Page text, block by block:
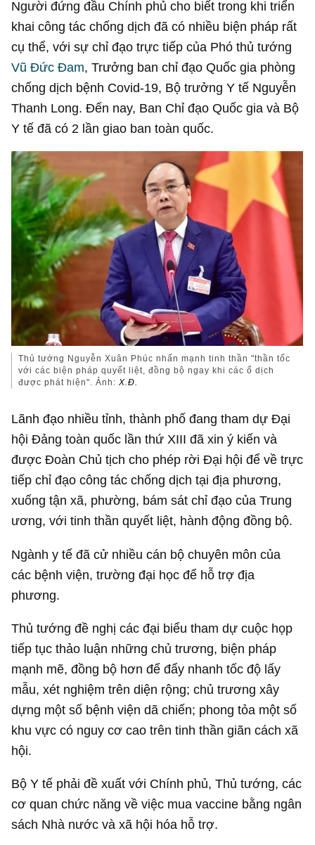
Người đứng đầu Chính phủ cho biết trong khi triển
khai công tác chống dịch đã có nhiều biện pháp rất
cụ thể, với sự chỉ đạo trực tiếp của Phó thủ tướng
Vũ Đức Đam, Trưởng ban chỉ đạo Quốc gia phòng
chống dịch bệnh Covid-19, Bộ trưởng Y tế Nguyễn
Thanh Long. Đến nay, Ban Chỉ đạo Quốc gia và Bộ
Y tế đã có 2 lần giao ban toàn quốc.
Thủ tướng Nguyễn Xuân Phúc nhấn mạnh tinh thần "thần tốc
với các biện pháp quyết liệt, đồng bộ ngay khi các ổ dịch
được phát hiện". Ảnh:X.Đ.
Lãnh đạo nhiều tỉnh, thành phố đang tham dự Đại
hội Đảng toàn quốc lần thứ XIII đã xin ý kiến và
được Đoàn Chủ tịch cho phép rời Đại hội để về trực
tiếp chỉ đạo công tác chống dịch tại địa phương,
xuống tận xã, phường, bám sát chỉ đạo của Trung
ương, với tinh thần quyết liệt, hành động đồng bộ.
Ngành y tế đã cử nhiều cán bộ chuyên môn của
các bệnh viện, trường đại học để hỗ trợ địa
phương.
Thủ tướng đề nghị các đại biểu tham dự cuộc họp
tiếp tục thảo luận những chủ trương, biện pháp
mạnh mẽ, đồng bộ hơn để đẩy nhanh tốc độ lấy
mẫu, xét nghiệm trên diện rộng; chủ trương xây
dựng một số bệnh viện dã chiến; phong tỏa một số
khu vực có nguy cơ cao trên tinh thần giãn cách xã
hội.
Bộ Y tế phải đề xuất với Chính phủ, Thủ tướng, các
cơ quan chức năng về việc mua vaccine bằng ngân
sách Nhà nước và xã hội hóa hỗ trợ.